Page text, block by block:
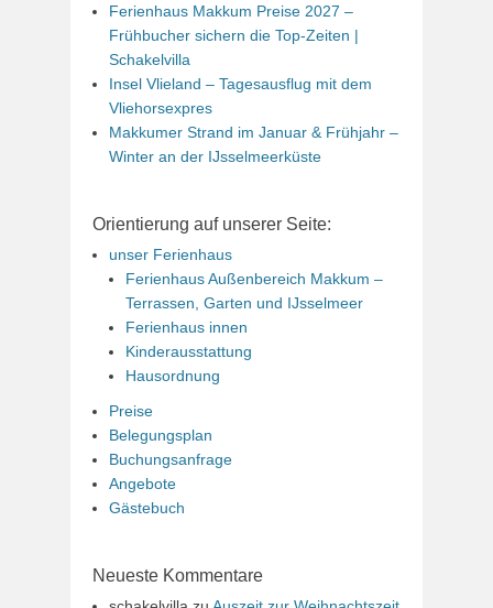
Ferienhaus Makkum Preise 2027 –
Frühbucher sichern die Top-Zeiten |
Schakelvilla
Insel Vlieland – Tagesausflug mit dem
Vliehorsexpres
Makkumer Strand im Januar & Frühjahr –
Winter an der IJsselmeerküste
Orientierung auf unserer Seite:
unser Ferienhaus
Ferienhaus Außenbereich Makkum –
Terrassen, Garten und IJsselmeer
Ferienhaus innen
Kinderausstattung
Hausordnung
Preise
Belegungsplan
Buchungsanfrage
Angebote
Gästebuch
Neueste Kommentare